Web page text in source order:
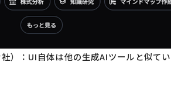
）：UI自体は他の生成AIツールと似て